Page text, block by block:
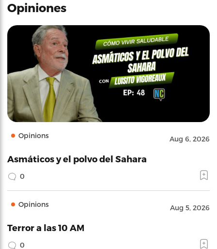
Opiniones
Opinions Aug 6, 2026
Asmáticos y el polvo del Sahara
0
Opinions Aug 5, 2026
Terror a las 10 AM
0